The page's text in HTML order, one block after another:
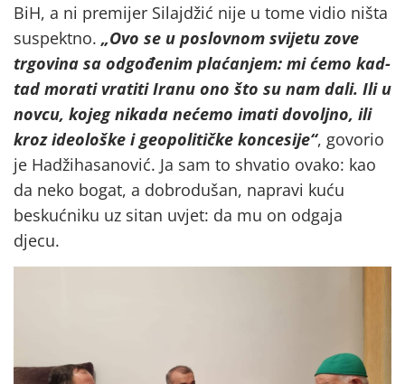
BiH, a ni premijer Silajdžić nije u tome vidio ništa
suspektno. „Ovo se u poslovnom svijetu zove
trgovina sa odgođenim plaćanjem: mi ćemo kad-
tad morati vratiti Iranu ono što su nam dali. Ili u
novcu, kojeg nikada nećemo imati dovoljno, ili
kroz ideološke i geopolitičke koncesije“, govorio
je Hadžihasanović. Ja sam to shvatio ovako: kao
da neko bogat, a dobrodušan, napravi kuću
beskućniku uz sitan uvjet: da mu on odgaja
djecu.